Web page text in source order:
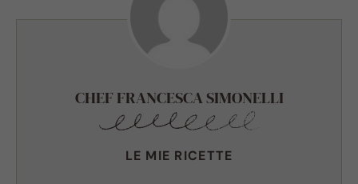
CHEF FRANCESCA SIMONELLI
LE MIE RICETTE